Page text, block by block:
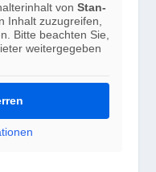
von Stan­
Inhalt zuzu­grei­fen,
Bitte beach­ten Sie,
wei­ter­ge­ge­ben